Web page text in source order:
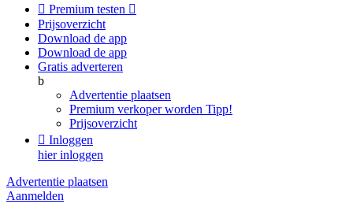
 Premium testen 
Prijsoverzicht
Download de app
Download de app
Gratis adverteren
b
Advertentie plaatsen
Premium verkoper worden Tipp!
Prijsoverzicht
 Inloggen
hier inloggen
Advertentie plaatsen
Aanmelden